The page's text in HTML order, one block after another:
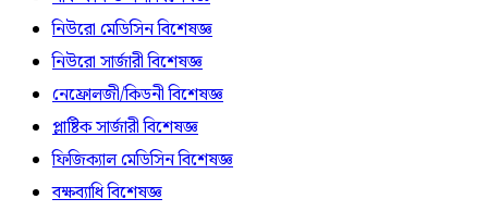
নিউরো মেডিসিন বিশেষজ্ঞ
নিউরো সার্জারী বিশেষজ্ঞ
নেফ্রোলজী/কিডনী বিশেষজ্ঞ
প্লাষ্টিক সার্জারী বিশেষজ্ঞ
ফিজিক্যাল মেডিসিন বিশেষজ্ঞ
বক্ষব্যাধি বিশেষজ্ঞ